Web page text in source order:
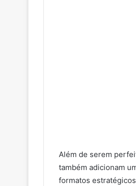
Além de serem
também adicionam
formatos